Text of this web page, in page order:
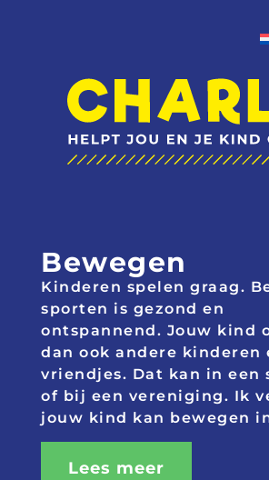
Bewegen
Kinderen spelen graag.
sporten is gezond en
ontspannend. Jouw kind
dan ook andere kinderen
vriendjes. Dat kan in een
of bij een vereniging. Ik
jouw kind kan bewegen
Lees meer